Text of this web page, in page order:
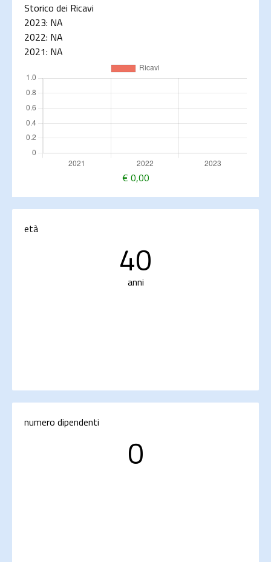
Storico dei Ricavi
2023: NA
2022: NA
2021: NA
€ 0,00
età
40
anni
numero dipendenti
0